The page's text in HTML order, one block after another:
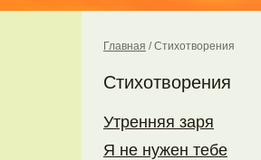
Главная /Стихотворения
Стихотворения
Утренняя заря
Я не нужен тебе